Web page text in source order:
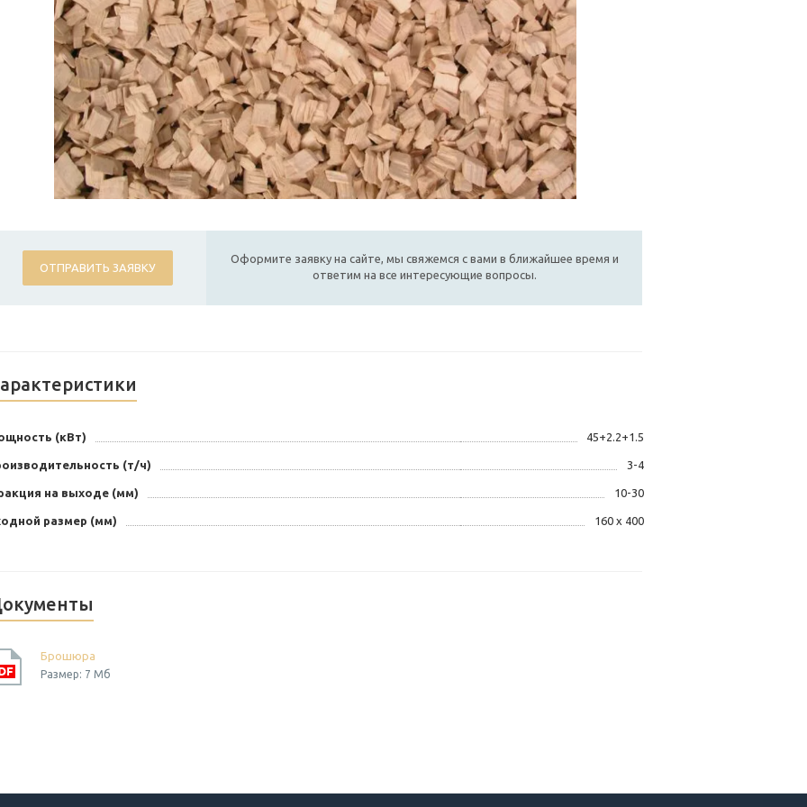
ОТПРАВИТЬ ЗАЯВКУ
Оформите заявку на сайте, мы свяжемся с вами в ближайшее время и
ответим на все интересующие вопросы.
(кВт) 45+2.2+1.5
(т/ч) 3-4
на выходе (мм) 10-30
размер (мм) 160 х 400
Брошюра
Размер: 7 Мб